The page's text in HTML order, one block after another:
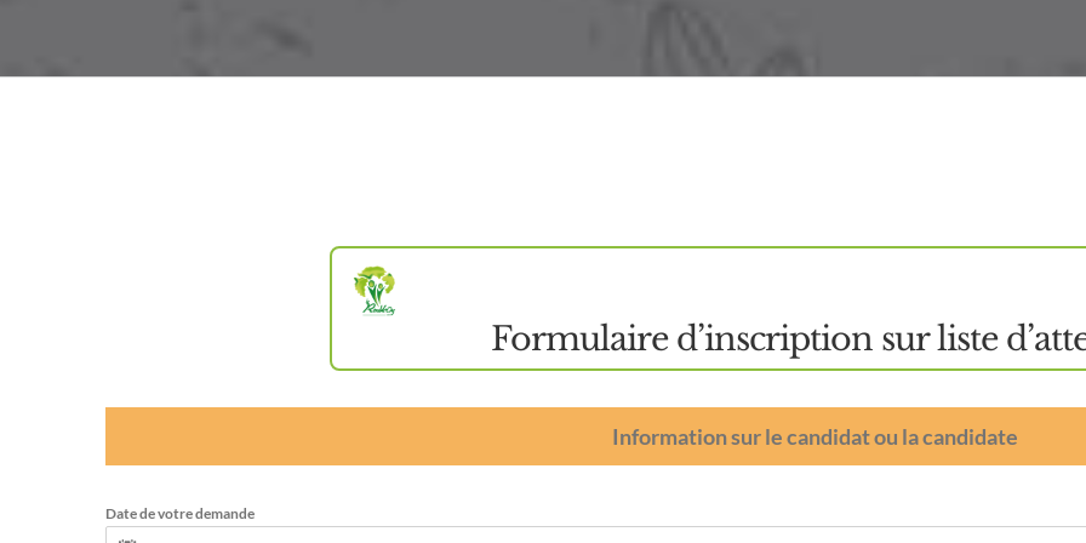
Formulaire d’inscription sur liste
Information sur le candidat ou la candidate
Date de votre demande